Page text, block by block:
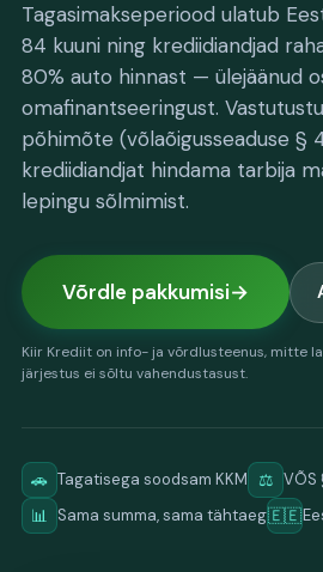
Tagasimakseperiood ulatub
84 kuuni ning krediidiandjad
80% auto hinnast — ülejäänud
omafinantseeringust.
põhimõte (võlaõigusseaduse §
krediidiandjat hindama tarbija
lepingu sõlmimist.
Võrdle pakkumisi
Kiir Krediit on info- ja võrdlusteenus, mitte
järjestus ei sõltu vahendustasust.
🚗 Tagatisega soodsam KKM ⚖️ VÕS
📊 Sama summa, sama tähtaeg🇪🇪